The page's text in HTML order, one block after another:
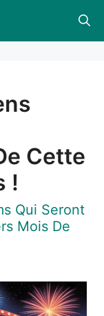
Cette
!
Qui Seront
Mois De